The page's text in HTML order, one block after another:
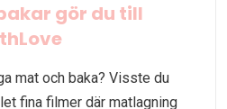
gör du till
mat och baka? Visste du
fina filmer där matlagning